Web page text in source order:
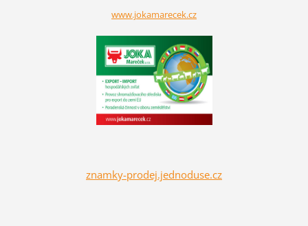
www.jokamarecek.cz
znamky-prodej.jednoduse.cz